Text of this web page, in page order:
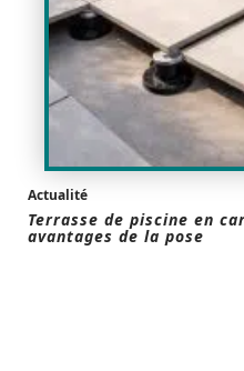
Actualité
Terrasse de piscine en
avantages de la pose